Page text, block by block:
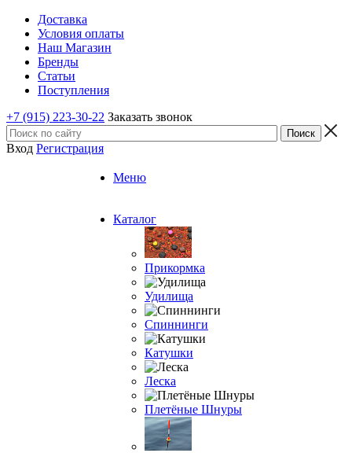
Доставка
Условия оплаты
Наш Магазин
Бренды
Статьи
Поступления
+7 (915) 223-30-22 Заказать звонок
Вход Регистрация
Меню
Каталог
Прикормка
Удилища
Спиннинги
Катушки
Леска
Плетёные Шнуры